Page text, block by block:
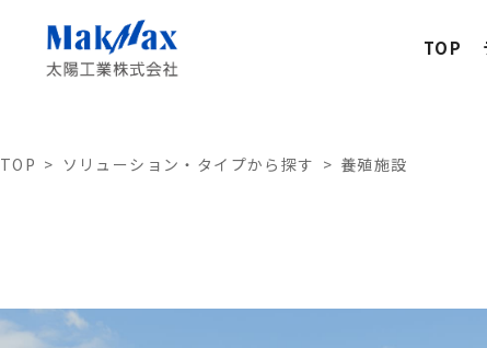
TOP
TOP ソリューション・タイプから探す 養殖施設